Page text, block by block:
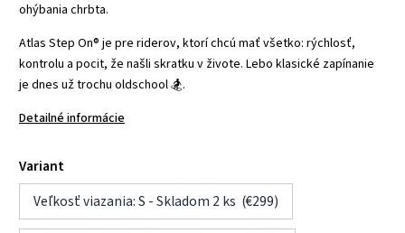
ohýbania chrbta.
Atlas Step On® je pre riderov, ktorí chcú mať všetko: rýchlosť,
kontrolu a pocit, že našli skratku v živote. Lebo klasické zapínanie
je dnes už trochu oldschool 🏂.
Detailné informácie
Variant
Veľkosť viazania: S - Skladom 2 ks (€299)